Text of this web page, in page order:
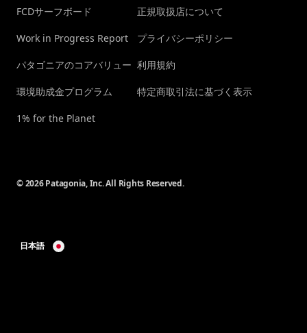
FCDサーフボード
Work in Progress Report
パタゴニアのコアバリュー
環境助成金プログラム
1% for the Planet
正規取扱店について
プライバシーポリシー
利用規約
特定商取引法に基づく表示
© 2026 Patagonia, Inc. All Rights Reserved.
日本語